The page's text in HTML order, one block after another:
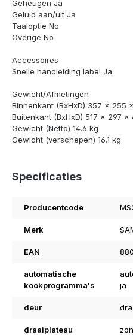
Geheugen Ja
Geluid aan/uit Ja
Taaloptie No
Overige No
Accessoires
Snelle handleiding label Ja
Gewicht/Afmetingen
Binnenkant (BxHxD) 357 x 255
Buitenkant (BxHxD) 517 x 297 x
Gewicht (Netto) 14.6 kg
Gewicht (verschepen) 16.1 kg
Specificaties
Producentcode
Merk
EAN
automatische
kookprogramma's
ja
deur
draaiplateau